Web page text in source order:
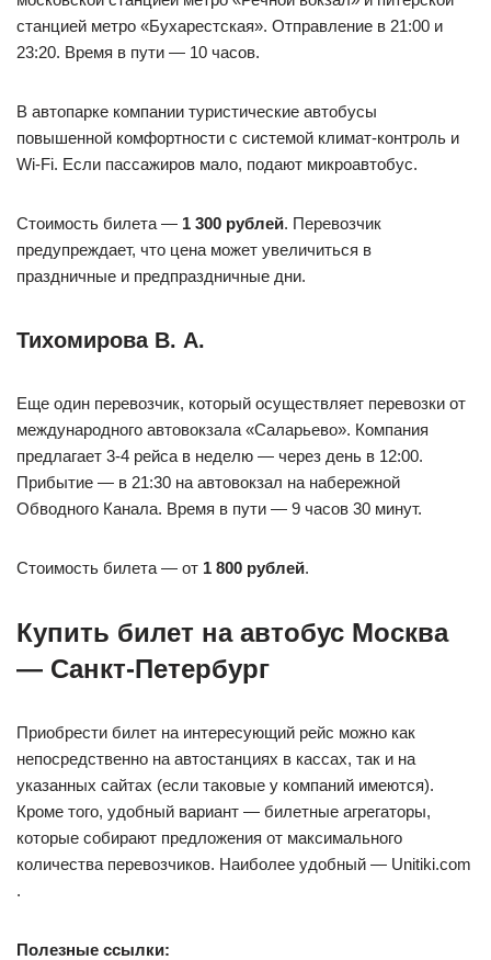
станцией метро «Бухарестская». Отправление в 21:00 и
23:20. Время в пути — 10 часов.
В автопарке компании туристические автобусы
повышенной комфортности с системой климат-контроль и
Wi-Fi. Если пассажиров мало, подают микроавтобус.
Стоимость билета — 1 300 рублей. Перевозчик
предупреждает, что цена может увеличиться в
праздничные и предпраздничные дни.
Тихомирова В. А.
Еще один перевозчик, который осуществляет перевозки от
международного автовокзала «Саларьево». Компания
предлагает 3-4 рейса в неделю — через день в 12:00.
Прибытие — в 21:30 на автовокзал на набережной
Обводного Канала. Время в пути — 9 часов 30 минут.
Стоимость билета — от 1 800 рублей.
Купить билет на автобус Москва
— Санкт-Петербург
Приобрести билет на интересующий рейс можно как
непосредственно на автостанциях в кассах, так и на
указанных сайтах (если таковые у компаний имеются).
Кроме того, удобный вариант — билетные агрегаторы,
которые собирают предложения от максимального
количества перевозчиков. Наиболее удобный — Unitiki.com
.
Полезные ссылки: